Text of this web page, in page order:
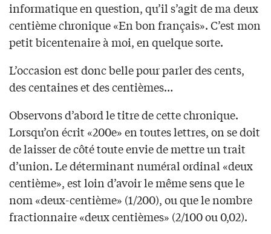
informatique en question, qu’il s’agit de ma deux
centième chronique «En bon français». C’est mon
petit bicentenaire à moi, en quelque sorte.
L’occasion est donc belle pour parler des cents,
des centaines et des centièmes…
Observons d’abord le titre de cette chronique.
Lorsqu’on écrit «200e» en toutes lettres, on se doit
de laisser de côté toute envie de mettre un trait
d’union. Le déterminant numéral ordinal «deux
centième», est loin d’avoir le même sens que le
nom «deux-centième» (1/200), ou que le nombre
fractionnaire «deux centièmes» (2/100 ou 0,02).